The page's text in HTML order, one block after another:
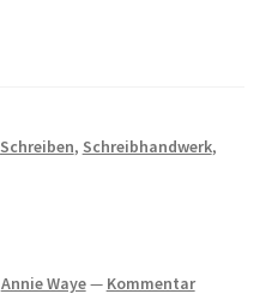
Schreiben, Schreibhandwerk,
Annie Waye— Kommentar